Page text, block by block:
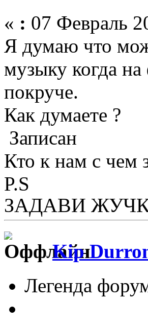
« : 07 Февраль
Я думаю что
музыку когда
покруче.
Как думаете ?
Записан
Кто к нам с чем
P.S
ЗАДАВИ
Kip
Легенда